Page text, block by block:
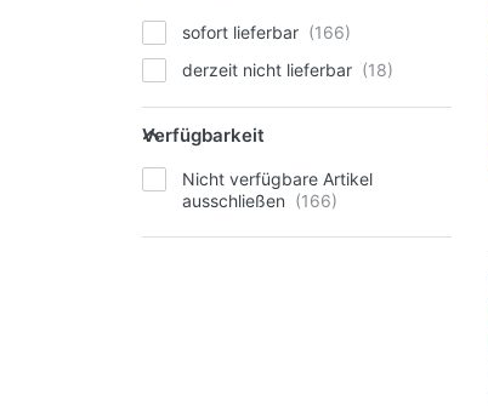
sofort lieferbar
derzeit nicht lieferbar
Verfügbarkeit
Nicht verfügbare Artikel
ausschließen